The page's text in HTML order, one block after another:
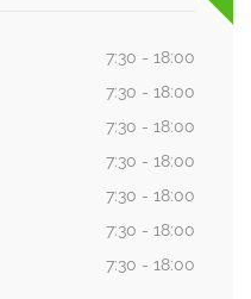
7:30 - 18:00
7:30 - 18:00
7:30 - 18:00
7:30 - 18:00
7:30 - 18:00
7:30 - 18:00
7:30 - 18:00